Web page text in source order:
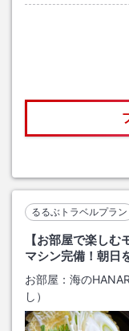
るるぶトラベルプラン
【お部屋で楽し
マシン完備！朝日
お部屋： 海の
し）